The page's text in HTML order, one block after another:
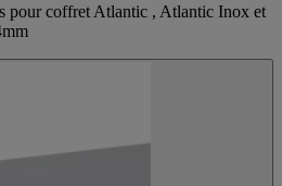
pour coffret Atlantic , Atlantic Inox et